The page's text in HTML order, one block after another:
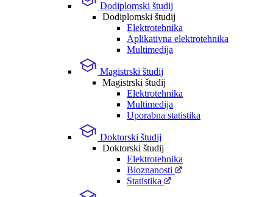
Dodiplomski študij
Dodiplomski študij
Elektrotehnika
Aplikativna elektrotehnika
Multimedija
Magistrski študij
Magistrski študij
Elektrotehnika
Multimedija
Uporabna statistika
Doktorski študij
Doktorski študij
Elektrotehnika
Bioznanosti
Statistika